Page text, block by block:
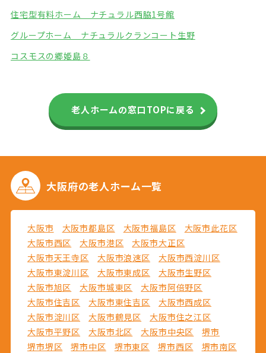
住宅型有料ホーム ナチュラル西脇1号館
グループホーム ナチュラルクランコート生野
コスモスの郷姫島８
老人ホームの窓口TOPに戻る
大阪府の老人ホーム一覧
大阪市 大阪市都島区 大阪市福島区
大阪市此花区
大阪市西区
大阪市港区
大阪市大正区
大阪市天王寺区
大阪市浪速区
大阪市西淀川区
大阪市東淀川区
大阪市東成区
大阪市生野区
大阪市旭区
大阪市城東区
大阪市阿倍野区
大阪市住吉区
大阪市東住吉区
大阪市西成区
大阪市淀川区
大阪市鶴見区
大阪市住之江区
大阪市平野区
大阪市北区 大阪市中央区
堺市
堺市堺区
堺市中区 堺市東区 堺市西区
堺市南区